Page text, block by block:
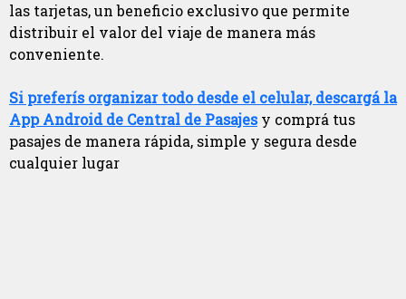
las tarjetas, un beneficio exclusivo que permite
distribuir el valor del viaje de manera más
conveniente.
Si preferís organizar todo desde el celular, descargá la
App Android de Central de Pasajesy comprá tus
pasajes de manera rápida, simple y segura desde
cualquier lugar